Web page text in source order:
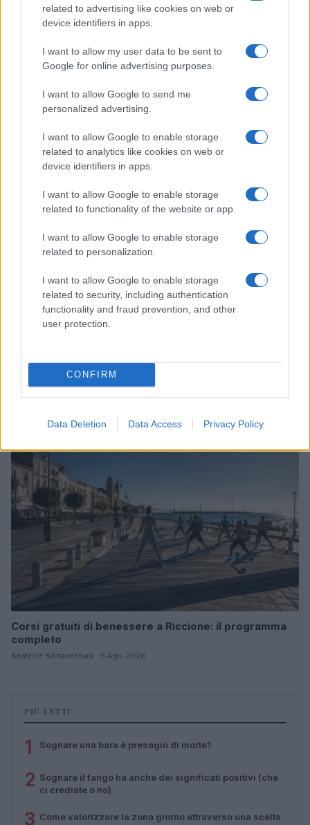
related to advertising like cookies on web or
device identifiers in apps.
I want to allow my user data to be sent to
Google for online advertising purposes.
I want to allow Google to send me
personalized advertising.
I want to allow Google to enable storage
related to analytics like cookies on web or
device identifiers in apps.
I want to allow Google to enable storage
related to functionality of the website or app.
I want to allow Google to enable storage
related to personalization.
I want to allow Google to enable storage
related to security, including authentication
functionality and fraud prevention, and other
user protection.
CONFIRM
Data Deletion Data Access Privacy Policy
Francisco
Matteo Pellegrino · 6 Ago 2026
Come riconoscere e risolvere i problemi della lavanda
nel tuo giardino
Corsi gratuiti di benessere a Riccione: il programma
completo
Beatrice Bonaventura · 6 Ago 2026
PIÙ LETTI
1 Sognare una bara è presagio di morte?
2 Sognare il fango ha anche dei significati positivi (che
ci crediate o no)
3 Come valorizzare la zona giorno attraverso una scelta